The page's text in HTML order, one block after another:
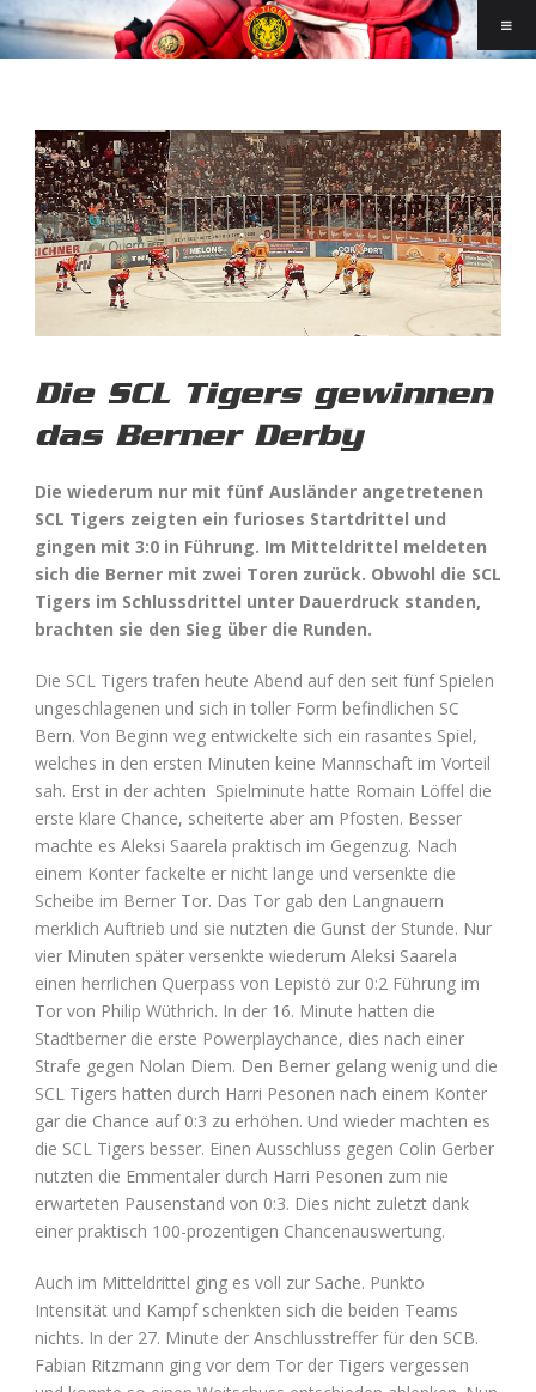
Die SCL Tigers gewinnen
das Berner Derby
Die wiederum nur mit fünf Ausländer angetretenen
SCL Tigers zeigten ein furioses Startdrittel und
gingen mit 3:0 in Führung. Im Mitteldrittel meldeten
sich die Berner mit zwei Toren zurück. Obwohl die SCL
Tigers im Schlussdrittel unter Dauerdruck standen,
brachten sie den Sieg über die Runden.
Die SCL Tigers trafen heute Abend auf den seit fünf Spielen
ungeschlagenen und sich in toller Form befindlichen SC
Bern. Von Beginn weg entwickelte sich ein rasantes Spiel,
welches in den ersten Minuten keine Mannschaft im Vorteil
sah. Erst in der achten Spielminute hatte Romain Löffel die
erste klare Chance, scheiterte aber am Pfosten. Besser
machte es Aleksi Saarela praktisch im Gegenzug. Nach
einem Konter fackelte er nicht lange und versenkte die
Scheibe im Berner Tor. Das Tor gab den Langnauern
merklich Auftrieb und sie nutzten die Gunst der Stunde. Nur
vier Minuten später versenkte wiederum Aleksi Saarela
einen herrlichen Querpass von Lepistö zur 0:2 Führung im
Tor von Philip Wüthrich. In der 16. Minute hatten die
Stadtberner die erste Powerplaychance, dies nach einer
Strafe gegen Nolan Diem. Den Berner gelang wenig und die
SCL Tigers hatten durch Harri Pesonen nach einem Konter
gar die Chance auf 0:3 zu erhöhen. Und wieder machten es
die SCL Tigers besser. Einen Ausschluss gegen Colin Gerber
nutzten die Emmentaler durch Harri Pesonen zum nie
erwarteten Pausenstand von 0:3. Dies nicht zuletzt dank
einer praktisch 100-prozentigen Chancenauswertung.
Auch im Mitteldrittel ging es voll zur Sache. Punkto
Intensität und Kampf schenkten sich die beiden Teams
nichts. In der 27. Minute der Anschlusstreffer für den SCB.
Fabian Ritzmann ging vor dem Tor der Tigers vergessen